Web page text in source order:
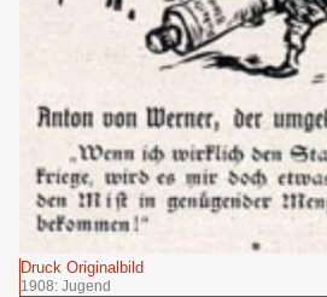
Druck Originalbild
1908: Jugend